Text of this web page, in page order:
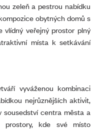
zeleň a pestrou nabídku
obytných domů s
vlídný veřejný prostor plný
místa k setkávání
vyváženou kombinaci
nejrůznějších aktivit,
sousedství centra města a
prostory, kde své místo